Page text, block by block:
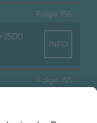
Folge 156
(500
INFO
Folge 155